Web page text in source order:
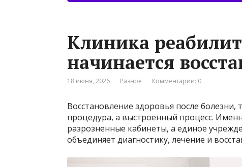
Клиника
начинается
18 июня, 2026 Разное Комментарии: 0
Восстановление здоровья после
процедура, а выстроенный процесс.
разрозненные кабинеты, а единое
объединяет диагностику, лечение и